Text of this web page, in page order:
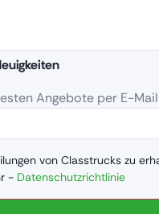
Angebote per E-
von Classtrucks zu
- Datenschutzrichtlinie